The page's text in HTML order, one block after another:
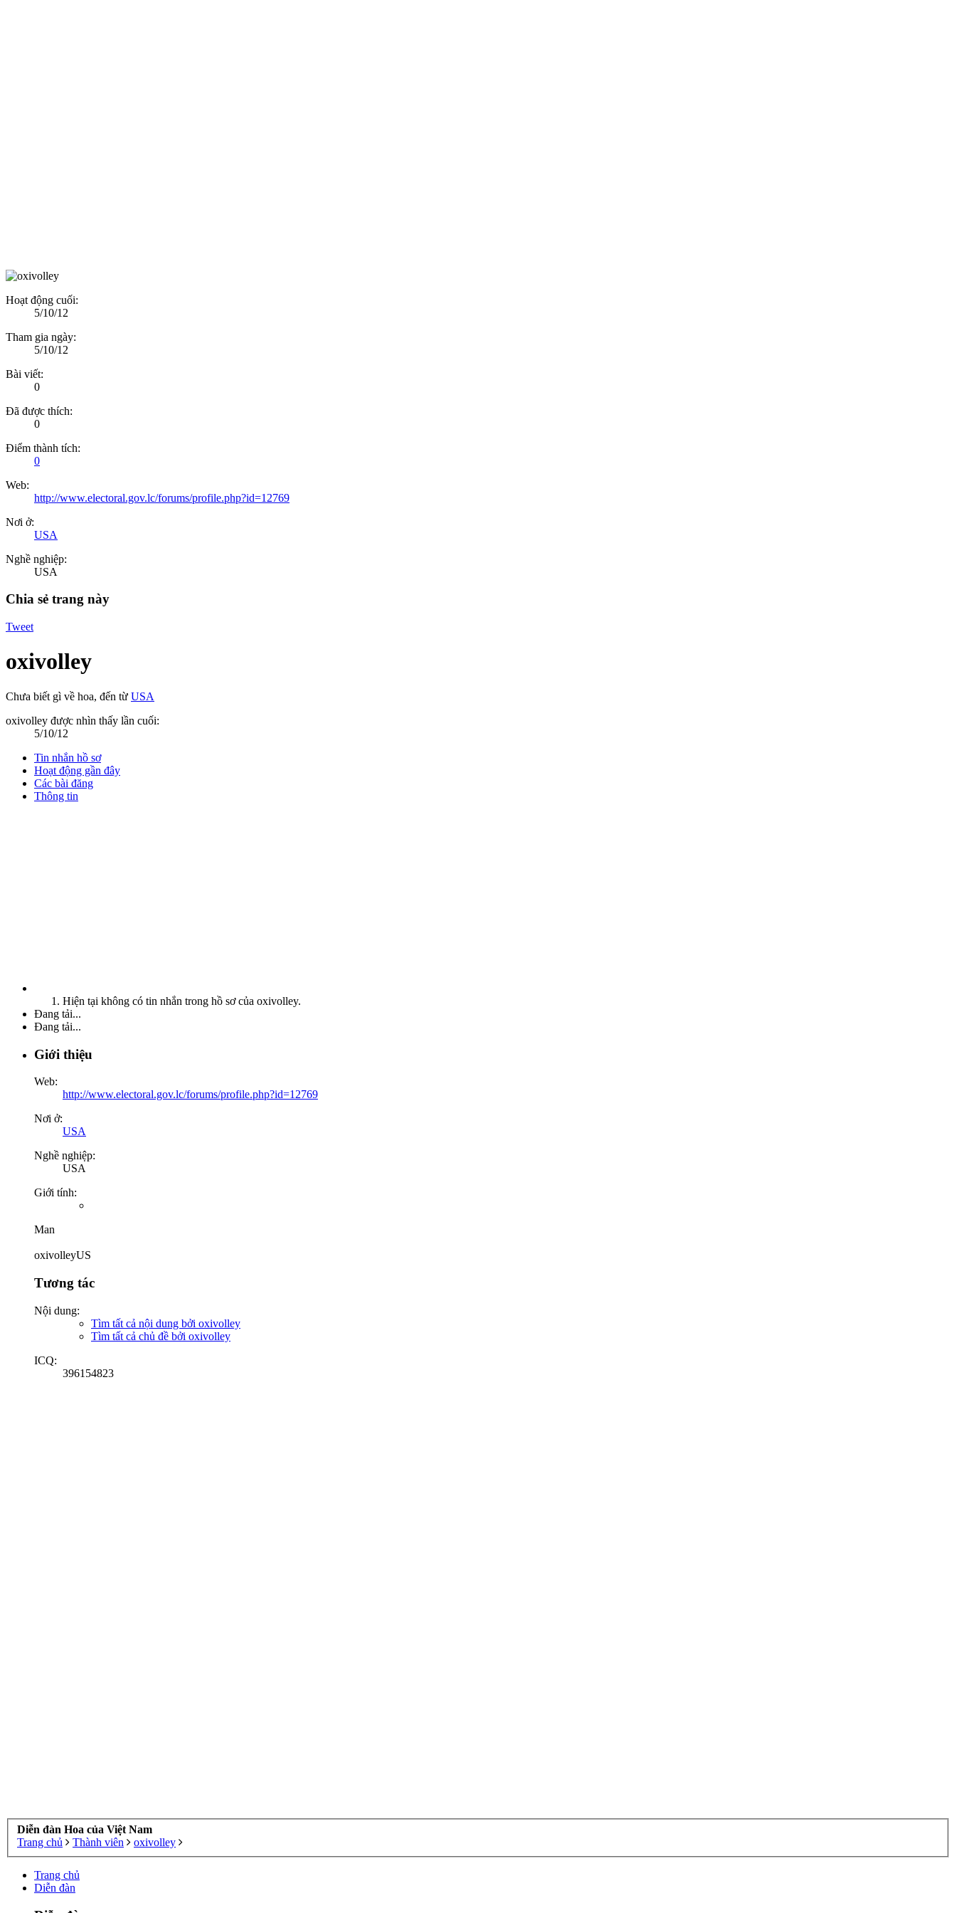
Hoạt động cuối:
5/10/12
Tham gia ngày:
5/10/12
Bài viết:
0
Đã được thích:
0
Điểm thành tích:
0
Web:
http://www.electoral.gov.lc/forums/profile.php?id=12769
Nơi ở:
USA
Nghề nghiệp:
USA
Chia sẻ trang này
Tweet
oxivolley
Chưa biết gì về hoa, đến từ USA
oxivolley được nhìn thấy lần cuối:
5/10/12
Tin nhắn hồ sơ
Hoạt động gần đây
Các bài đăng
Thông tin
Hiện tại không có tin nhắn trong hồ sơ của oxivolley.
Đang tải...
Đang tải...
Giới thiệu
Web:
http://www.electoral.gov.lc/forums/profile.php?id=12769
Nơi ở:
USA
Nghề nghiệp:
USA
Giới tính:
Man
oxivolleyUS
Tương tác
Nội dung:
Tìm tất cả nội dung bởi oxivolley
Tìm tất cả chủ đề bởi oxivolley
ICQ:
396154823
Diễn đàn Hoa của Việt Nam
Trang chủ
Thành viên oxivolley
Trang chủ
Diễn đàn